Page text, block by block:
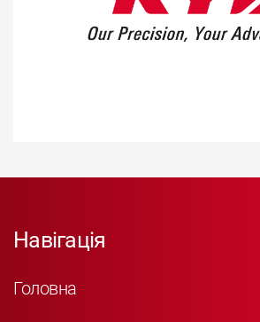
Навігація
Головна